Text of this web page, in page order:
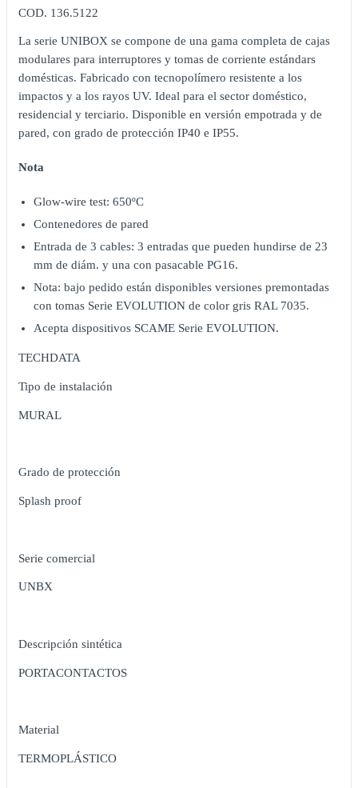
COD. 136.5122
La serie UNIBOX se compone de una gama completa de cajas
modulares para interruptores y tomas de corriente estándars
domésticas. Fabricado con tecnopolímero resistente a los
impactos y a los rayos UV. Ideal para el sector doméstico,
residencial y terciario. Disponible en versión empotrada y de
pared, con grado de protección IP40 e IP55.
Nota
Glow-wire test: 650ºC
Contenedores de pared
Entrada de 3 cables: 3 entradas que pueden hundirse de 23
mm de diám. y una con pasacable PG16.
Nota: bajo pedido están disponibles versiones premontadas
con tomas Serie EVOLUTION de color gris RAL 7035.
Acepta dispositivos SCAME Serie EVOLUTION.
TECHDATA
Tipo de instalación
MURAL
Grado de protección
Splash proof
Serie comercial
UNBX
Descripción sintética
PORTACONTACTOS
Material
TERMOPLÁSTICO